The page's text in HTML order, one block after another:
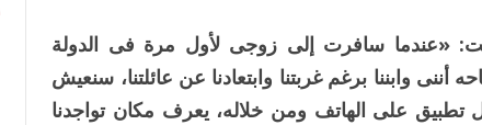
«عندما سافرت إلى زوجى لأول مرة فى الدولة
أننى وابننا برغم غربتنا وابتعادنا عن عائلتنا، سنعيش
تطبيق على الهاتف ومن خلاله، يعرف مكان تواجدنا